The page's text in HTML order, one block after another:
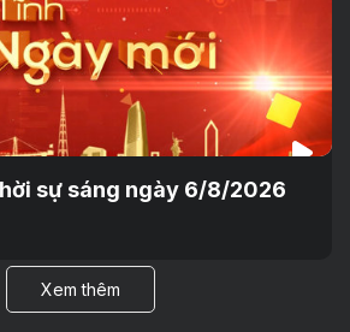
sự sáng ngày 6/8/2026
Xem thêm